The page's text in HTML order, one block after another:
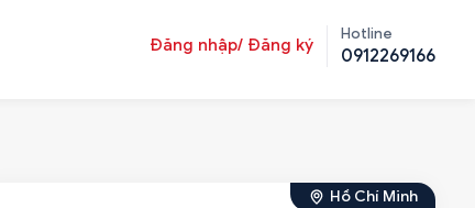
Đăng nhập/ Đăng ký
Hotline
0912269166
Hồ Chí Minh